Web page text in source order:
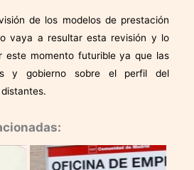
de los modelos de prestación
vaya a resultar esta revisión y lo
este momento futurible ya que las
y gobierno sobre el perfil del